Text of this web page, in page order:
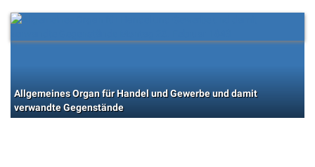
Allgemeines Organ für Handel und Gewerbe und damit
verwandte Gegenstände